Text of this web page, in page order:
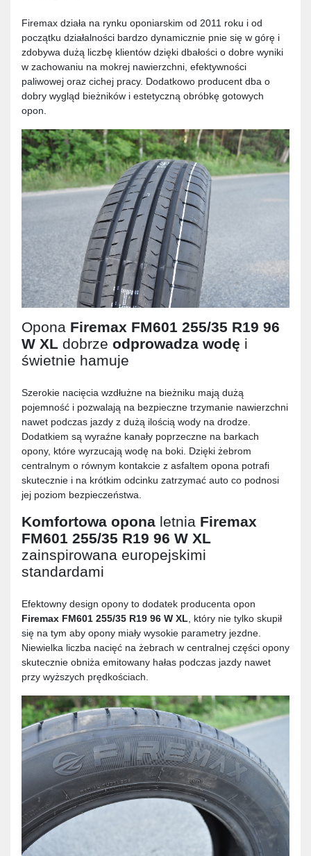
Firemax działa na rynku oponiarskim od 2011 roku i od
początku działalności bardzo dynamicznie pnie się w górę i
zdobywa dużą liczbę klientów dzięki dbałości o dobre wyniki
w zachowaniu na mokrej nawierzchni, efektywności
paliwowej oraz cichej pracy. Dodatkowo producent dba o
dobry wygląd bieżników i estetyczną obróbkę gotowych
opon.
Opona Firemax FM601 255/35 R19 96
W XL dobrze odprowadza wodę i
świetnie hamuje
Szerokie nacięcia wzdłużne na bieżniku mają dużą
pojemność i pozwalają na bezpieczne trzymanie nawierzchni
nawet podczas jazdy z dużą ilością wody na drodze.
Dodatkiem są wyraźne kanały poprzeczne na barkach
opony, które wyrzucają wodę na boki. Dzięki żebrom
centralnym o równym kontakcie z asfaltem opona potrafi
skutecznie i na krótkim odcinku zatrzymać auto co podnosi
jej poziom bezpieczeństwa.
Komfortowa opona letnia Firemax
FM601 255/35 R19 96 W XL
zainspirowana europejskimi
standardami
Efektowny design opony to dodatek producenta opon
Firemax FM601 255/35 R19 96 W XL , który nie tylko skupił
się na tym aby opony miały wysokie parametry jezdne.
Niewielka liczba nacięć na żebrach w centralnej części opony
skutecznie obniża emitowany hałas podczas jazdy nawet
przy wyższych prędkościach.